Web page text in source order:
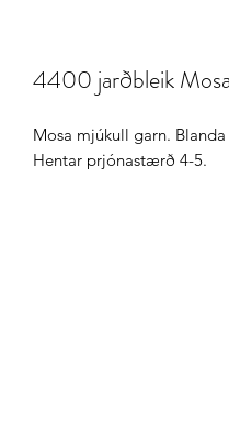
4400 jarðbleik
Mosa mjúkull garn.
Hentar prjónastærð 4-5.